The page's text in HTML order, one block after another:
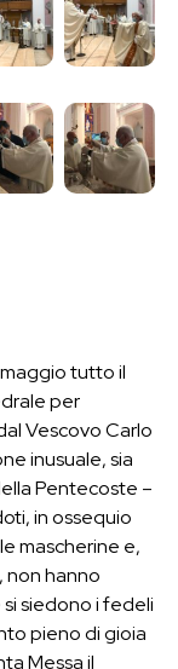
tutto il
per
Vescovo Carlo
inusuale, sia
Pentecoste –
in ossequio
mascherine e,
non hanno
siedono i fedeli
pieno di gioia
Messa il